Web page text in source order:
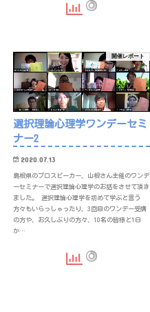
開催レポート
選択理論心理学ワンデーセミ
ナー2
2020.07.13
島根県のプロスピーカー、山根さん主催のワンデ
ーセミナーで選択理論心理学のお話をさせて頂き
ました。 選択理論心理学を初めて学ぶと言う
方々もいらっしゃったり、3回目のワンデー受講
の方や、お久しぶりの方々、10名の皆様と1日
か…